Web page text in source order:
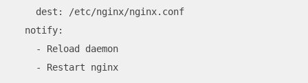
    dest: /etc/nginx/nginx.conf
  notify:
    - Reload daemon
    - Restart nginx